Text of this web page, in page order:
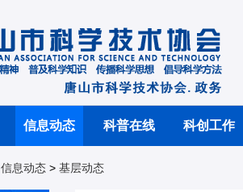
信息动态 科普在线 科创工作
信息动态 > 基层动态